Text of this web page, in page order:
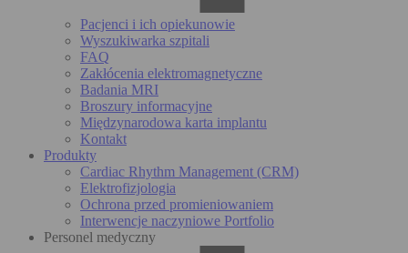
Pacjenci i ich opiekunowie
Wyszukiwarka szpitali
FAQ
Zakłócenia elektromagnetyczne
Badania MRI
Broszury informacyjne
Międzynarodowa karta implantu
Kontakt
Produkty
Cardiac Rhythm Management (CRM)
Elektrofizjologia
Ochrona przed promieniowaniem
Interwencje naczyniowe Portfolio
Personel medyczny